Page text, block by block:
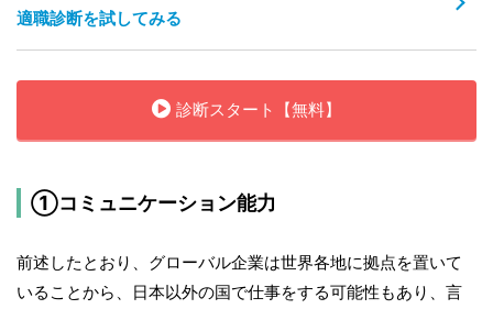
適職診断を試してみる
診断スタート【無料】
①コミュニケーション能力
前述したとおり、グローバル企業は世界各地に拠点を置いて
いることから、日本以外の国で仕事をする可能性もあり、言